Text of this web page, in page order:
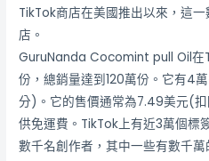
TikTok商店在美國推出以來，這
店。
GuruNanda Cocomint pull Oil在
份，總銷量達到120萬份。它有4
分)。它的售價通常為7.49美元(
供免運費。TikTok上有近3萬個
數千名創作者，其中一些有數千